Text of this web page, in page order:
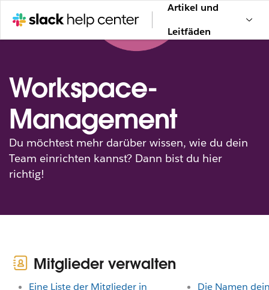
Artikel und
Leitfäden
Workspace-
Management
Du möchtest mehr darüber wissen, wie du dein
Team einrichten kannst? Dann bist du hier
richtig!
Mitglieder verwalten
Eine Liste der Mitglieder in
Die Namen